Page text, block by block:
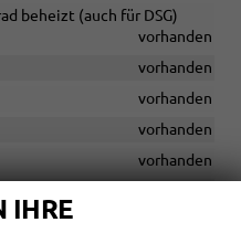
beheizt (auch für DSG)
vorhanden
vorhanden
vorhanden
vorhanden
vorhanden
IHRE